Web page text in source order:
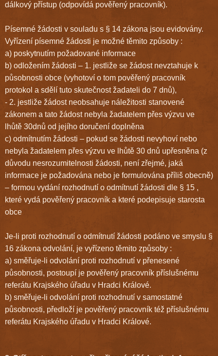
dálkový přístup (odpovídá pověřený pracovník).
Písemné žádosti v souladu s § 14 zákona jsou evidovány.
Vyřízení písemné žádosti je možné těmito způsoby :
a) poskytnutím požadované informace
b) odložením žádosti – 1. jestliže se žádost nevztahuje k
působnosti obce (vyhotoví o tom pověřený pracovník
protokol a sdělí tuto skutečnost žadateli do 7 dnů),
- 2. jestliže žádost neobsahuje náležitosti stanovené
zákonem a tato žádost nebyla žadatelem přes výzvu ve
lhůtě 30dnů od jejího doručení doplněna
c) odmítnutím žádosti – pokud se žádosti nevyhoví nebo
nebyla žadatelem přes výzvu ve lhůtě 30 dnů upřesněna (z
důvodu nesrozumitelnosti žádosti, není zřejmé, jaká
informace je požadována nebo je formulována příliš obecně)
– formou vydání rozhodnutí o odmítnutí žádosti dle § 15 ,
které vydá pověřený pracovník a které podepisuje starosta
obce
Je-li proti rozhodnutí o odmítnutí žádosti podáno ve smyslu §
16 zákona odvolání, je vyřízeno těmito způsoby :
a) směřuje-li odvolání proti rozhodnutí v přenesené
působnosti, postoupí je pověřený pracovník příslušnému
referátu Krajského úřadu v Hradci Králové.
b) směřuje-li odvolání proti rozhodnutí v samostatné
působnosti, předloží je pověřený pracovník též příslušnému
referátu Krajského úřadu v Hradci Králové.